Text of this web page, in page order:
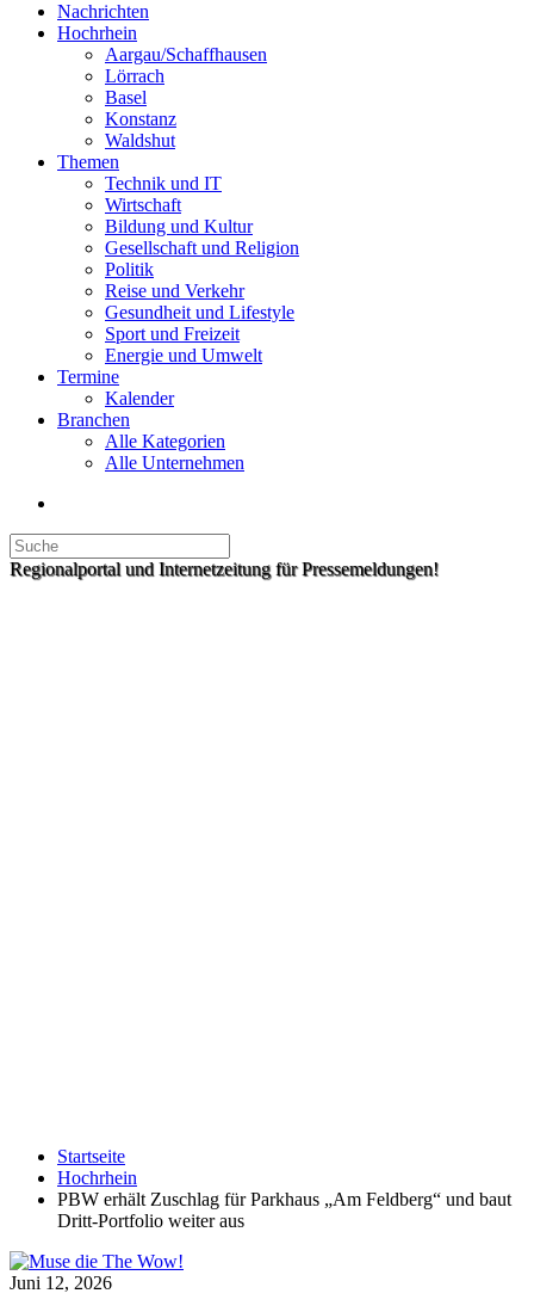
Nachrichten
Hochrhein
Aargau/Schaffhausen
Lörrach
Basel
Konstanz
Waldshut
Themen
Technik und IT
Wirtschaft
Bildung und Kultur
Gesellschaft und Religion
Politik
Reise und Verkehr
Gesundheit und Lifestyle
Sport und Freizeit
Energie und Umwelt
Termine
Kalender
Branchen
Alle Kategorien
Alle Unternehmen
Regionalportal und Internetzeitung für Pressemeldungen!
Startseite
Hochrhein
PBW erhält Zuschlag für Parkhaus „Am Feldberg“ und baut
Dritt-Portfolio weiter aus
Juni 12, 2026